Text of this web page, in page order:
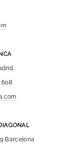
608
Barcelona